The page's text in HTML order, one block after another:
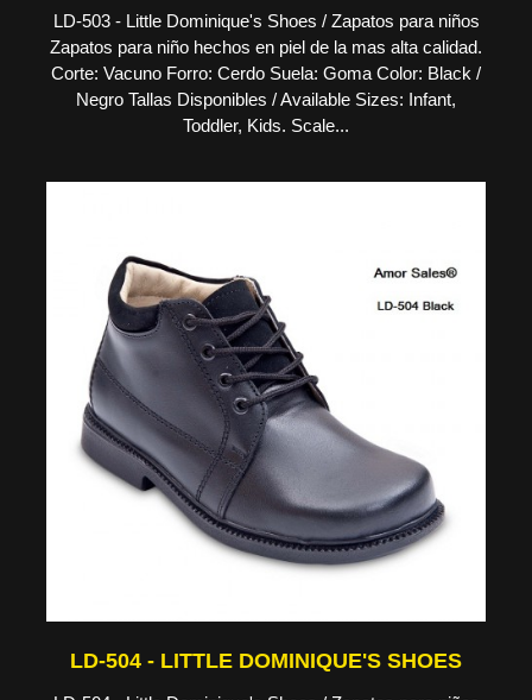
LD-503 - Little Dominique's Shoes / Zapatos para niños
Zapatos para niño hechos en piel de la mas alta calidad.
Corte: Vacuno Forro: Cerdo Suela: Goma Color: Black /
Negro Tallas Disponibles / Available Sizes: Infant,
Toddler, Kids. Scale...
LD-504 - LITTLE DOMINIQUE'S SHOES